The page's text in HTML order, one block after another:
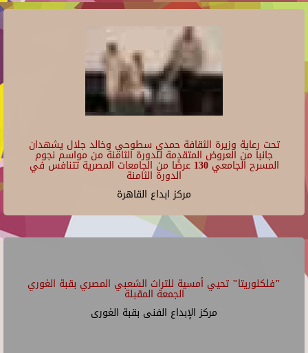
تحت رعاية وزيرة الثقافة حمدي سطوحي وخالد جلال يشهدان
جانبا من العروض المتقدمة للدورة الثامنة من مواسم نجوم
المسرح الجامعي 130 عرضًا من الجامعات المصرية تتنافس في
الدورة الثامنة
مركز ابداع القاهرة
"فلكلوريتا" تحيي أمسية للتراث الشعبي المصري بقبة الغوري
الجمعة المقبلة
مركز الإبداع الفنى بقبة الغورى